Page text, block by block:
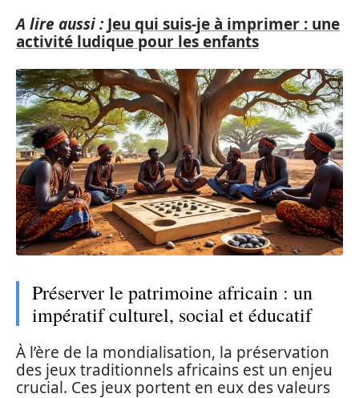
A lire aussi : Jeu qui suis-je à imprimer : une
activité ludique pour les enfants
Préserver le patrimoine africain : un
impératif culturel, social et éducatif
À l’ère de la mondialisation, la préservation
des jeux traditionnels africains est un enjeu
crucial. Ces jeux portent en eux des valeurs